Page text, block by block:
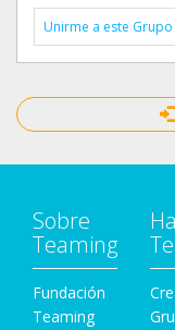
Unirme a este Grupo
Sobre
Teaming
Fundación
Teaming